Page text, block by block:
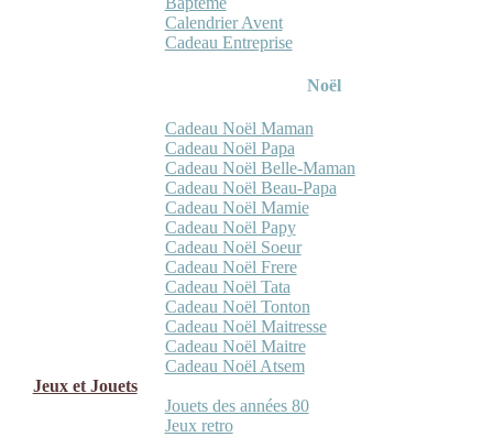
Calendrier Avent
Cadeau Entreprise
Noël
Cadeau Noël Maman
Cadeau Noël Papa
Cadeau Noël Belle-Maman
Cadeau Noël Beau-Papa
Cadeau Noël Mamie
Cadeau Noël Papy
Cadeau Noël Soeur
Cadeau Noël Frere
Cadeau Noël Tata
Cadeau Noël Tonton
Cadeau Noël Maitresse
Cadeau Noël Maitre
Cadeau Noël Atsem
Jeux et Jouets
Jouets des années 80
Jeux retro